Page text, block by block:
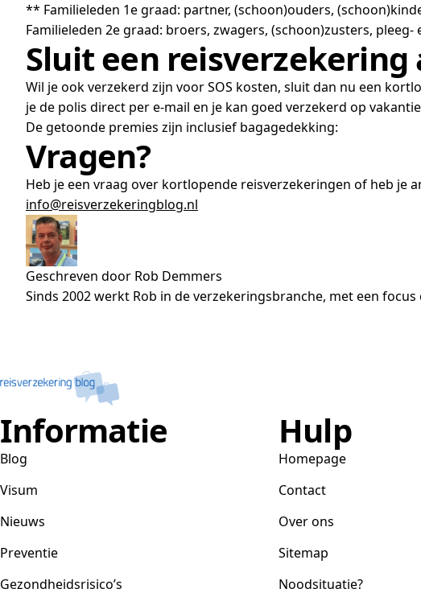
** Familieleden 1e graad: partner, (schoon)ouders,
Familieleden 2e graad: broers, zwagers, (schoon)zusters,
Sluit een reisverzekering
Wil je ook verzekerd zijn voor SOS kosten, sluit dan nu een
je de polis direct per e-mail en je kan goed verzekerd op
De getoonde premies zijn inclusief bagagedekking:
Vragen?
Heb je een vraag over kortlopende reisverzekeringen of heb je
info@reisverzekeringblog.nl
Geschreven door Rob Demmers
Sinds 2002 werkt Rob in de verzekeringsbranche, met een
Informatie
Blog
Visum
Nieuws
Preventie
Gezondheidsrisico’s
Hulp
Homepage
Contact
Over ons
Sitemap
Noodsituatie?